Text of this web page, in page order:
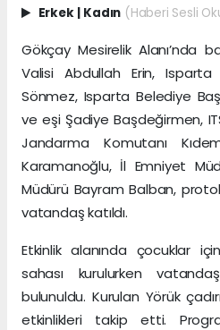
Erkek | Kadın (Haberi Sesli
Gökçay Mesirelik Alanı’nda
Valisi Abdullah Erin,
Sönmez, Isparta Belediye
ve eşi Şadiye Başdeğirmen,
Jandarma Komutanı
Karamanoğlu, İl Emniyet
Müdürü Bayram Balban,
vatandaş katıldı.
Etkinlik alanında çocuklar
sahası kurulurken
bulunuldu. Kurulan Yörük
etkinlikleri takip etti.